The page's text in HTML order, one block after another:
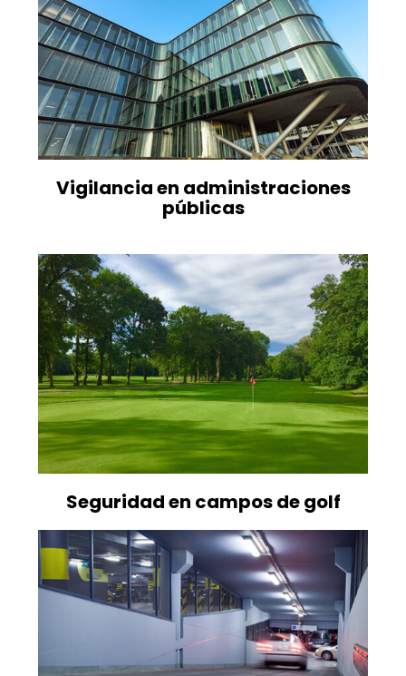
Vigilancia en administraciones
públicas
Seguridad en campos de golf